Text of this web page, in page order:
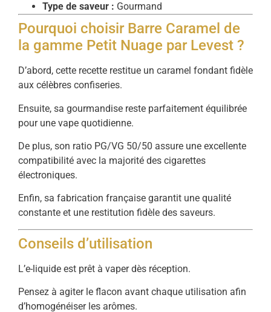
Type de saveur : Gourmand
Pourquoi choisir Barre Caramel de
la gamme Petit Nuage par Levest ?
D’abord, cette recette restitue un caramel fondant fidèle
aux célèbres confiseries.
Ensuite, sa gourmandise reste parfaitement équilibrée
pour une vape quotidienne.
De plus, son ratio PG/VG 50/50 assure une excellente
compatibilité avec la majorité des cigarettes
électroniques.
Enfin, sa fabrication française garantit une qualité
constante et une restitution fidèle des saveurs.
Conseils d’utilisation
L’e-liquide est prêt à vaper dès réception.
Pensez à agiter le flacon avant chaque utilisation afin
d’homogénéiser les arômes.